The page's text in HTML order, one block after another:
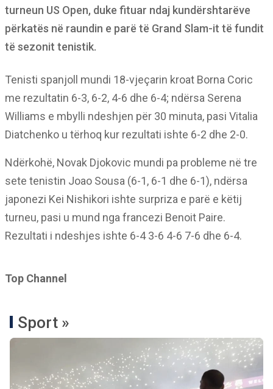
turneun US Open, duke fituar ndaj kundërshtarëve
përkatës në raundin e parë të Grand Slam-it të fundit
të sezonit tenistik.
Tenisti spanjoll mundi 18-vjeçarin kroat Borna Coric
me rezultatin 6-3, 6-2, 4-6 dhe 6-4; ndërsa Serena
Williams e mbylli ndeshjen për 30 minuta, pasi Vitalia
Diatchenko u tërhoq kur rezultati ishte 6-2 dhe 2-0.
Ndërkohë, Novak Djokovic mundi pa probleme në tre
sete tenistin Joao Sousa (6-1, 6-1 dhe 6-1), ndërsa
japonezi Kei Nishikori ishte surpriza e parë e këtij
turneu, pasi u mund nga francezi Benoit Paire.
Rezultati i ndeshjes ishte 6-4 3-6 4-6 7-6 dhe 6-4.
Top Channel
Sport »